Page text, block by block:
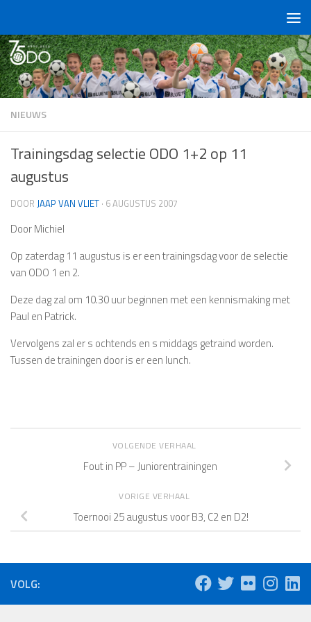
NIEUWS
Trainingsdag selectie ODO 1+2 op 11
augustus
DOOR JAAP VAN VLIET · 6 AUGUSTUS 2007
Door Michiel
Op zaterdag 11 augustus is er een trainingsdag voor de selectie
van ODO 1 en 2.
Deze dag zal om 10.30 uur beginnen met een kennismaking met
Paul en Patrick.
Vervolgens zal er s ochtends en s middags getraind worden.
Tussen de trainingen door is er een lunch.
VOLGENDE VERHAAL
Fout in PP – Juniorentrainingen
VORIGE VERHAAL
Toernooi 25 augustus voor B3, C2 en D2!
VOLG: